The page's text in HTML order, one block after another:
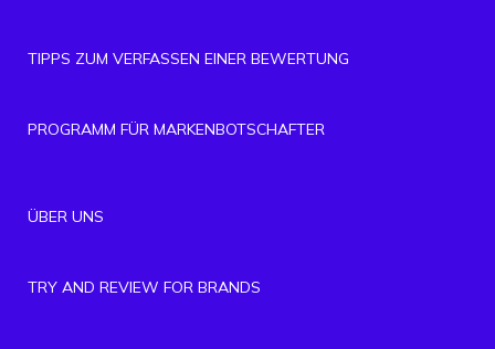
TIPPS ZUM VERFASSEN EINER BEWERTUNG
PROGRAMM FÜR MARKENBOTSCHAFTER
ÜBER UNS
TRY AND REVIEW FOR BRANDS